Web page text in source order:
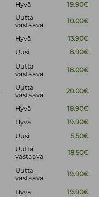
Hyvä 19.90€
Uutta
vastaava
10.00€
Hyvä
13.90€
Uusi
8.90€
Uutta
vastaava
18.00€
Uutta
vastaava
20.00€
Hyvä
18.90€
Hyvä
19.90€
Uusi 5.50€
Uutta
vastaava
18.50€
Uutta
vastaava
19.90€
Hyvä
19.90€